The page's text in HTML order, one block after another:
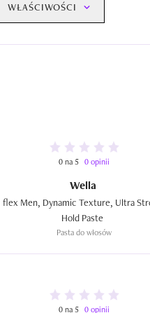
WŁAŚCIWOŚCI
0 na 5 0 opinii
Wella
flex Men, Dynamic Texture, Ultra
Pasta do włosów
0 na 5 0 opinii